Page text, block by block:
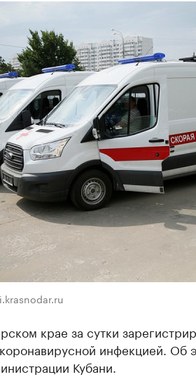
крае за сутки
инфекцией. Об
Кубани.